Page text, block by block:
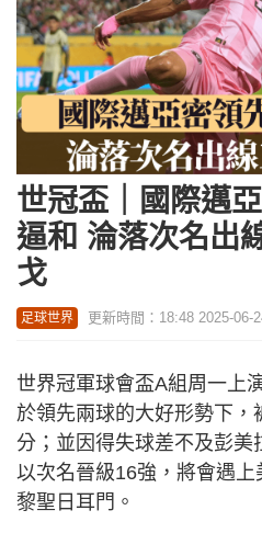
世冠盃｜國際邁
逼和 淪落次名出
戈
足球世界 更新時間：18:48 2025-06-
世界冠軍球會盃A組周一上
於領先兩球的大好形勢下，
分；並因得失球差不及彭美
以次名晉級16強，將會遇
黎聖日耳門。